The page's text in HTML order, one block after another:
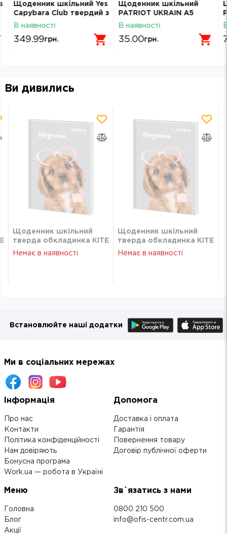
Щоденник шкільний Yes
Capybara Club твердий з
набором значків A5 40
В наявності
349.99грн.
Щоденник шкільний
PATRIOT UKRAIN А5
скоба Zibi SMART Line
В наявності
35.00грн.
Ви дивились
Щоденник шкільний
тверда обкладинка KITE
SP22-262-2
Немає в наявності
Щоденник шкільний
тверда обкладинка KITE
SP22-262-2
Немає в наявності
Встановлюйте наші додатки
Ми в соціальних мережах
Інформація
Про нас
Контакти
Політика конфіденційності
Нам довіряють
Бонусна програма
Work.ua — робота в Україні
Допомога
Доставка і оплата
Гарантія
Повернення товару
Договір публічної оферти
Меню
Головна
Блог
Акції
Зв`язатись з нами
0800 210 500
info@ofis-centr.com.ua